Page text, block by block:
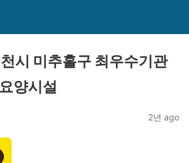
시 미추홀구 최우수기관
양시설
2년 ago